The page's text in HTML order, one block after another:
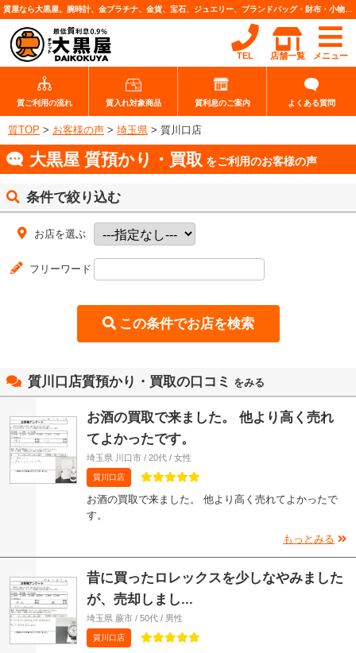
メニュー
店舗一覧
TEL
質ご利用の流れ 質入れ対象商品 質利息のご案内 よくある質問
質TOP > お客様の声 > 埼玉県 > 質川口店
大黒屋 質預かり・買取 をご利用のお客様の声
条件で絞り込む
お店を選ぶ
フリーワード
質川口店質預かり・買取の口コミ をみる
お酒の買取で来ました。 他より高く売れ
てよかったです。
埼玉県 川口市 / 20代 / 女性
質川口店
お酒の買取で来ました。 他より高く売れてよかったで
す。
もっとみる
昔に買ったロレックスを少しなやみました
が、売却しまし...
埼玉県 蕨市 / 50代 / 男性
質川口店